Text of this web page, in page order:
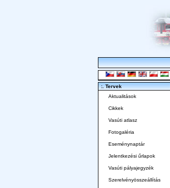
:. Tervek
Aktualitások
Cikkek
Vasúti atlasz
Fotogaléria
Eseménynaptár
Jelentkezési űrlapok
Vasúti pályajegyzék
Szerelvényösszeállítás